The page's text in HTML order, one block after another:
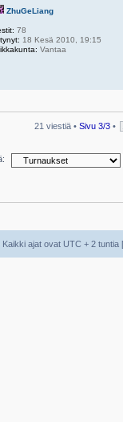
ZhuGeLiang
78
18 Kesä 2010, 19:15
Vantaa
21 viestiä • Sivu 3/3 •
Kaikki ajat ovat UTC + 2 tuntia [